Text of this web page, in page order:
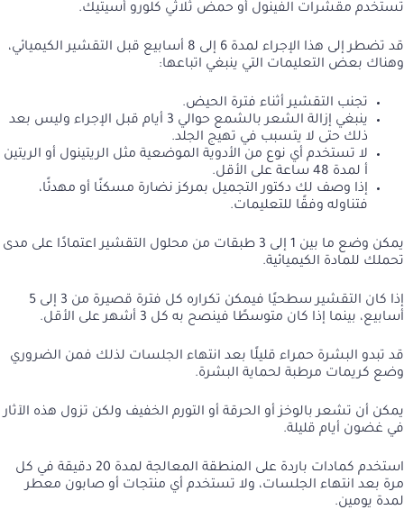
تستخدم مقشرات الفينول أو حمض ثلاثي كلورو أسيتيك.
قد تضطر إلى هذا الإجراء لمدة 6 إلى 8 أسابيع قبل التقشير الكيميائي،
وهناك بعض التعليمات التي ينبغي اتباعها:
تجنب التقشير أثناء فترة الحيض.
ينبغي إزالة الشعر بالشمع حوالي 3 أيام قبل الإجراء وليس بعد
ذلك حتى لا يتسبب في تهيج الجلد.
لا تستخدم أي نوع من الأدوية الموضعية مثل الريتينول أو الريتين
أ لمدة 48 ساعة على الأقل.
إذا وصف لك دكتور التجميل بمركز نضارة مسكنًا أو مهدئًا،
فتناوله وفقًا للتعليمات.
يمكن وضع ما بين 1 إلى 3 طبقات من محلول التقشير اعتمادًا على مدى
تحملك للمادة الكيميائية.
إذا كان التقشير سطحيًا فيمكن تكراره كل فترة قصيرة من 3 إلى 5
أسابيع، بينما إذا كان متوسطًا فينصح به كل 3 أشهر على الأقل.
قد تبدو البشرة حمراء قليلًا بعد انتهاء الجلسات لذلك فمن الضروري
وضع كريمات مرطبة لحماية البشرة.
يمكن أن تشعر بالوخز أو الحرقة أو التورم الخفيف ولكن تزول هذه الآثار
في غضون أيام قليلة.
استخدم كمادات باردة على المنطقة المعالجة لمدة 20 دقيقة في كل
مرة بعد انتهاء الجلسات، ولا تستخدم أي منتجات أو صابون معطر
لمدة يومين.